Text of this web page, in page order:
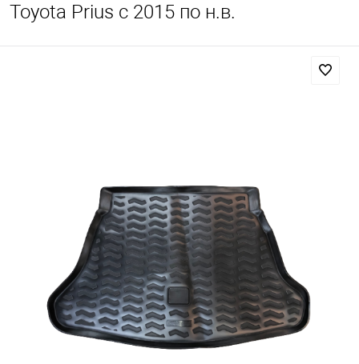
Toyota Prius с 2015 по н.в.